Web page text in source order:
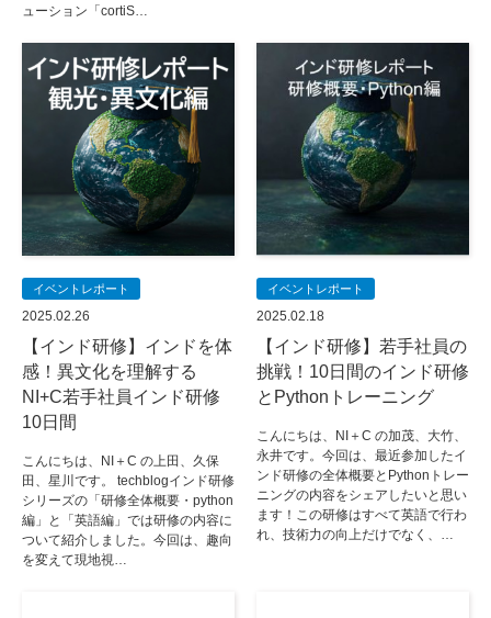
ューション「cortiS…
イベントレポート
2025.02.26
【インド研修】インドを体
感！異文化を理解する
NI+C若手社員インド研修
10日間
こんにちは、NI＋C の上田、久保
田、星川です。 techblogインド研修
シリーズの「研修全体概要・python
編」と「英語編」では研修の内容に
ついて紹介しました。今回は、趣向
を変えて現地視…
イベントレポート
2025.02.18
【インド研修】若手社員の
挑戦！10日間のインド研修
とPythonトレーニング
こんにちは、NI＋C の加茂、大竹、
永井です。今回は、最近参加したイ
ンド研修の全体概要とPythonトレー
ニングの内容をシェアしたいと思い
ます！この研修はすべて英語で行わ
れ、技術力の向上だけでなく、…